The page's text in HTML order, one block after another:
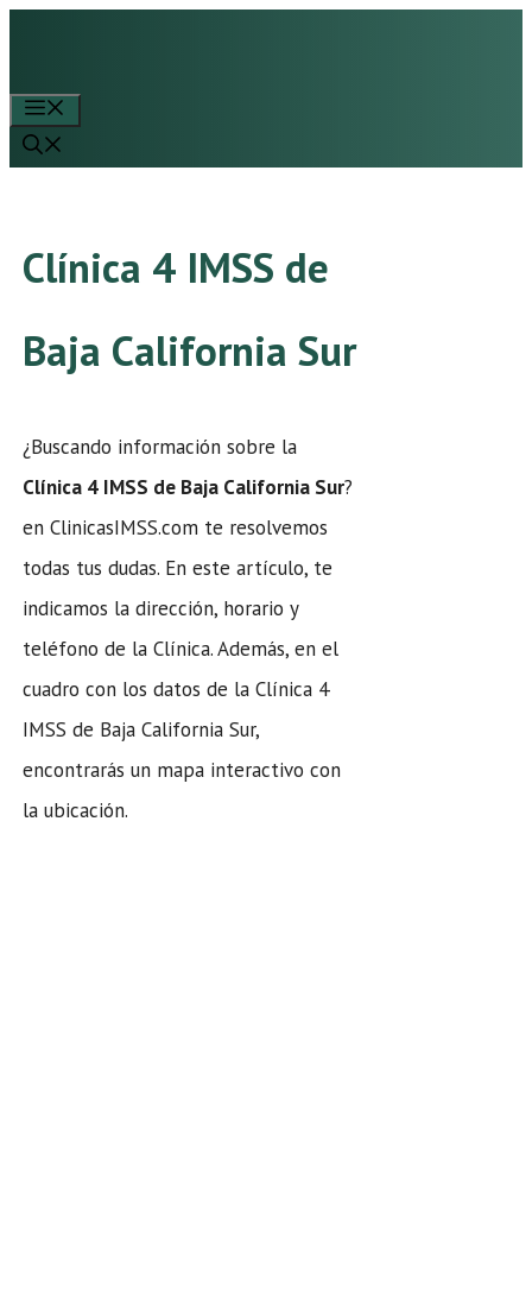
contenido
Clínica 4 IMSS de
Baja California Sur
¿Buscando información sobre la
Clínica 4 IMSS de Baja California Sur?
en ClinicasIMSS.com te resolvemos
todas tus dudas. En este artículo, te
indicamos la dirección, horario y
teléfono de la Clínica. Además, en el
cuadro con los datos de la Clínica 4
IMSS de Baja California Sur,
encontrarás un mapa interactivo con
la ubicación.